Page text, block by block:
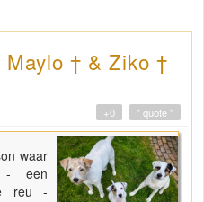
Maylo † & Ziko †
" quote "
+0
waar
- een
reu -